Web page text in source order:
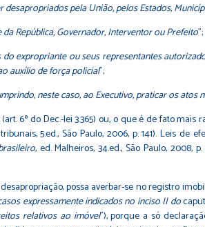
pela União, pelos Estados,
República, Governador, Interventor ou Prefeito";
expropriante ou seus representantes
auxílio de força policial";
neste caso, ao Executivo, praticar os atos
6º do Dec.-lei 3.365) ou, o que é de fato mais
5.ed., São Paulo, 2006, p. 141). Leis de
, ed. Malheiros, 34.ed., São Paulo,
possa averbar-se no registro
expressamente indicados no inciso II docaput
relativos ao imóvel"), porque a só